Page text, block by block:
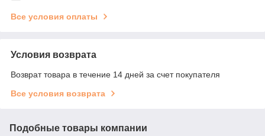
Все условия оплаты
Условия возврата
Возврат товара в течение 14 дней за счет покупателя
Все условия возврата
Подобные товары компании